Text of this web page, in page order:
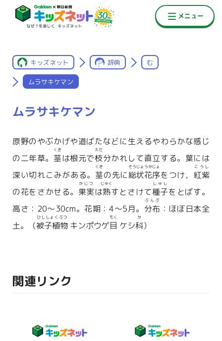
キッズネット 辞典 む
ムラサキケマン
ムラサキケマン
原野のやぶかげや道ばたなどに生えるやわらかな感じ
の二年草。 茎
くき
は根元で枝
えだ
分かれして直立する。葉には
深い切れこみがある。 茎
くき
の先に総状花序
そうじょうかじょ
をつけ， 紅紫
こうし
の花をさかせる。 果実
かじつ
は熟
じゅく
すとさけて種子
しゅし
をとばす。
高さ：20〜30cm。花期：4〜5月。 分布
ぶんぷ
：ほぼ日本全
土。（被子植物
ひししょくぶつ
キンポウゲ目
もく
ケシ科
か
）
関連リンク